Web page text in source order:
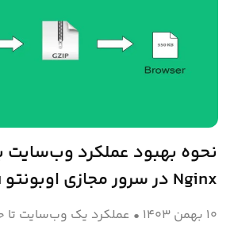
Nginx در سرور مجازی اوبونتو Ubuntu
۱۰ بهمن ۱۴۰۳ • عملکرد یک وب‌سایت تا